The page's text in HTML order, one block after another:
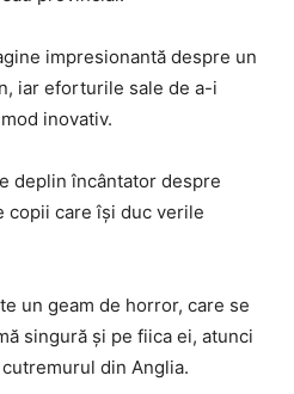
impresionantă despre un
iar eforturile sale de a-i
inovativ.
deplin încântator despre
copii care își duc verile
un geam de horror, care se
singură și pe fiica ei, atunci
din Anglia.